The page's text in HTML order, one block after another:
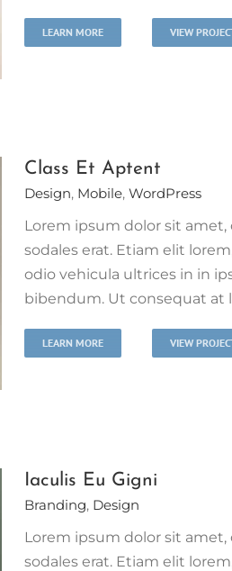
LEARN MORE VIEW
Class Et Aptent
Design, Mobile, WordPress
Lorem ipsum dolor sit
sodales erat. Etiam elit
odio vehicula ultrices in in
bibendum. Ut consequat at
LEARN MORE VIEW
Iaculis Eu Gigni
Branding, Design
Lorem ipsum dolor sit
sodales erat. Etiam elit